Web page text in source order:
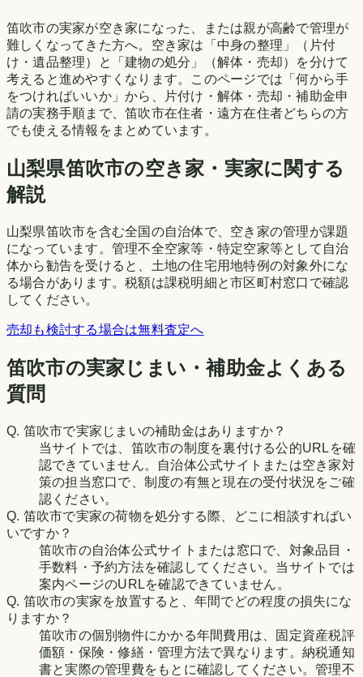
笛吹市の実家が空き家になった、または親が高齢で管理が
難しくなってきた方へ。空き家は「中身の整理」（片付
け・遺品整理）と「建物の処分」（解体・売却）を分けて
考えると進めやすくなります。このページでは「何から手
をつければいいか」から、片付け・解体・売却・補助金申
請の実務手順まで、笛吹市在住者・遠方在住者どちらの方
でも使える情報をまとめています。
山梨県笛吹市の空き家・実家に関する
解説
山梨県笛吹市を含む全国の自治体で、空き家の管理が課題
になっています。管理不全空家等・特定空家等として自治
体から勧告を受けると、土地の住宅用地特例の対象外にな
る場合があります。税額は課税明細と市区町村窓口で確認
してください。
売却も検討する場合は無料査定へ
笛吹市の実家じまい・補助金よくある
質問
Q. 笛吹市で実家じまいの補助金はありますか？
当サイトでは、笛吹市の制度を裏付ける公的URLを確
認できていません。自治体公式サイトまたは空き家対
策の担当窓口で、制度の有無と現在の受付状況をご確
認ください。
Q. 笛吹市で実家の荷物を処分する際、どこに相談すればい
いですか？
笛吹市の自治体公式サイトまたは窓口で、対象品目・
手数料・予約方法を確認してください。当サイトでは
案内ページのURLを確認できていません。
Q. 笛吹市の実家を放置すると、年間でどの程度の損失にな
りますか？
笛吹市の個別物件にかかる年間費用は、固定資産税評
価額・保険・修繕・管理方法で異なります。納税通知
書と実際の管理費をもとに確認してください。管理不